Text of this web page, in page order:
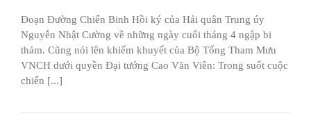
Đoạn Đường Chiến Binh Hồi ký của Hải quân Trung úy
Nguyễn Nhật Cường về những ngày cuối tháng 4 ngập bi
thảm. Cũng nói lên khiếm khuyết của Bộ Tổng Tham Mưu
VNCH dưới quyền Đại tướng Cao Văn Viên: Trong suốt cuộc
chiến [...]